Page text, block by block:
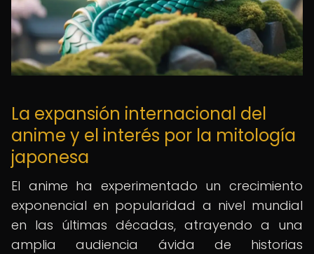
La expansión internacional del
anime y el interés por la mitología
japonesa
El anime ha experimentado un crecimiento
exponencial en popularidad a nivel mundial
en las últimas décadas, atrayendo a una
amplia audiencia ávida de historias